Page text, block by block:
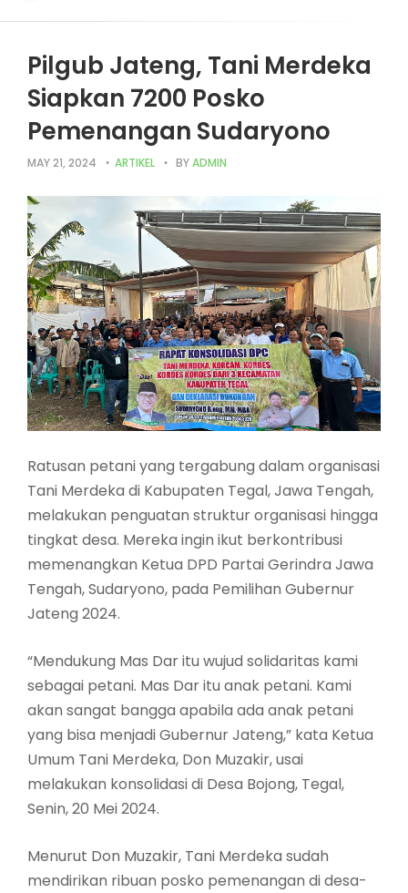
Pilgub Jateng, Tani Merdeka
Siapkan 7200 Posko
Pemenangan Sudaryono
MAY 21, 2024 ARTIKEL BYADMIN
Ratusan petani yang tergabung dalam organisasi
Tani Merdeka di Kabupaten Tegal, Jawa Tengah,
melakukan penguatan struktur organisasi hingga
tingkat desa. Mereka ingin ikut berkontribusi
memenangkan Ketua DPD Partai Gerindra Jawa
Tengah, Sudaryono, pada Pemilihan Gubernur
Jateng 2024.
“Mendukung Mas Dar itu wujud solidaritas kami
sebagai petani. Mas Dar itu anak petani. Kami
akan sangat bangga apabila ada anak petani
yang bisa menjadi Gubernur Jateng,” kata Ketua
Umum Tani Merdeka, Don Muzakir, usai
melakukan konsolidasi di Desa Bojong, Tegal,
Senin, 20 Mei 2024.
Menurut Don Muzakir, Tani Merdeka sudah
mendirikan ribuan posko pemenangan di desa-